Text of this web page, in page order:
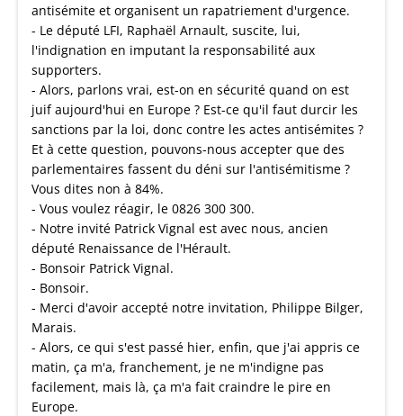
antisémite et organisent un rapatriement d'urgence.
- Le député LFI, Raphaël Arnault, suscite, lui,
l'indignation en imputant la responsabilité aux
supporters.
- Alors, parlons vrai, est-on en sécurité quand on est
juif aujourd'hui en Europe ? Est-ce qu'il faut durcir les
sanctions par la loi, donc contre les actes antisémites ?
Et à cette question, pouvons-nous accepter que des
parlementaires fassent du déni sur l'antisémitisme ?
Vous dites non à 84%.
- Vous voulez réagir, le 0826 300 300.
- Notre invité Patrick Vignal est avec nous, ancien
député Renaissance de l'Hérault.
- Bonsoir Patrick Vignal.
- Bonsoir.
- Merci d'avoir accepté notre invitation, Philippe Bilger,
Marais.
- Alors, ce qui s'est passé hier, enfin, que j'ai appris ce
matin, ça m'a, franchement, je ne m'indigne pas
facilement, mais là, ça m'a fait craindre le pire en
Europe.